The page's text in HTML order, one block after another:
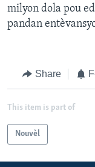
milyon dola pou
pandan
Share
This item is part of
Nouvèl